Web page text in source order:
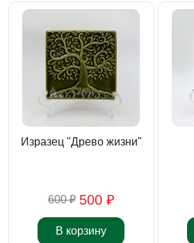
Изразец "Древо жизни"
600 ₽ 500 ₽
В корзину